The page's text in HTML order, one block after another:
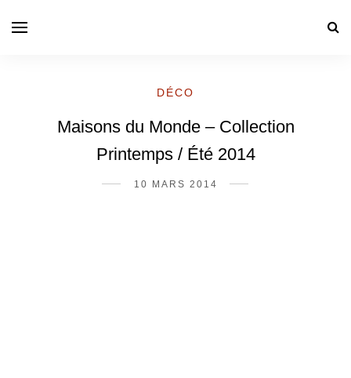
DÉCO
Maisons du Monde – Collection
Printemps / Été 2014
10 MARS 2014